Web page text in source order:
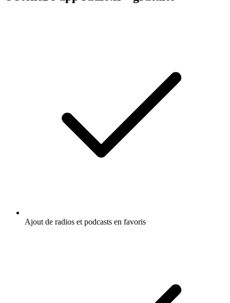
Ajout de radios et podcasts en favoris